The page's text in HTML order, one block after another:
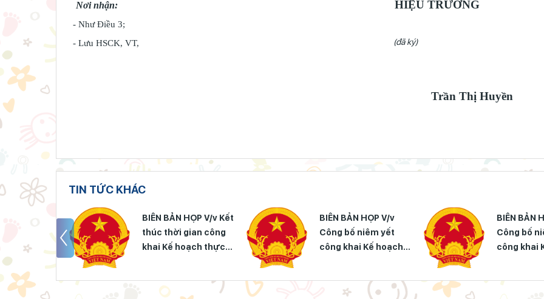
Nơi nhận:
- NhưĐiều 3;
- Lưu HSCK, VT,
HIỆU TRƯỞNG
(đã ký)
Trần Thị Huyền
TIN TỨC KHÁC
thực
hướng
xây dựng
nhà
BIÊN BẢN HỌP V/v Kết
thúc thời gian công
khai Kế hoạch thực
và phát triển nhà
BIÊN BẢN HỌP V/v
Công bố niêm yết
công khai Kế hoạch
dựng và phát triển
BIÊN BẢN
Công bố
công khai